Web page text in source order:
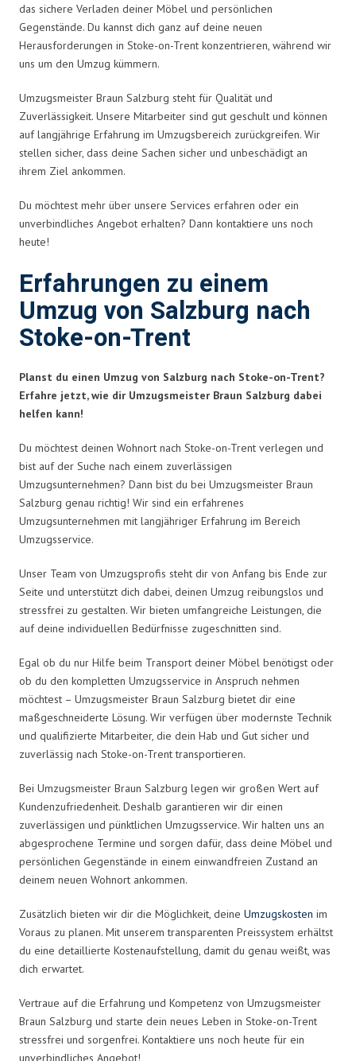
das sichere Verladen deiner Möbel und persönlichen
Gegenstände. Du kannst dich ganz auf deine neuen
Herausforderungen in Stoke-on-Trent konzentrieren, während wir
uns um den Umzug kümmern.
Umzugsmeister Braun Salzburg steht für Qualität und
Zuverlässigkeit. Unsere Mitarbeiter sind gut geschult und können
auf langjährige Erfahrung im Umzugsbereich zurückgreifen. Wir
stellen sicher, dass deine Sachen sicher und unbeschädigt an
ihrem Ziel ankommen.
Du möchtest mehr über unsere Services erfahren oder ein
unverbindliches Angebot erhalten? Dann kontaktiere uns noch
heute!
Erfahrungen zu einem
Umzug von Salzburg nach
Stoke-on-Trent
Planst du einen Umzug von Salzburg nach Stoke-on-Trent?
Erfahre jetzt, wie dir Umzugsmeister Braun Salzburg dabei
helfen kann!
Du möchtest deinen Wohnort nach Stoke-on-Trent verlegen und
bist auf der Suche nach einem zuverlässigen
Umzugsunternehmen? Dann bist du bei Umzugsmeister Braun
Salzburg genau richtig! Wir sind ein erfahrenes
Umzugsunternehmen mit langjähriger Erfahrung im Bereich
Umzugsservice.
Unser Team von Umzugsprofis steht dir von Anfang bis Ende zur
Seite und unterstützt dich dabei, deinen Umzug reibungslos und
stressfrei zu gestalten. Wir bieten umfangreiche Leistungen, die
auf deine individuellen Bedürfnisse zugeschnitten sind.
Egal ob du nur Hilfe beim Transport deiner Möbel benötigst oder
ob du den kompletten Umzugsservice in Anspruch nehmen
möchtest – Umzugsmeister Braun Salzburg bietet dir eine
maßgeschneiderte Lösung. Wir verfügen über modernste Technik
und qualifizierte Mitarbeiter, die dein Hab und Gut sicher und
zuverlässig nach Stoke-on-Trent transportieren.
Bei Umzugsmeister Braun Salzburg legen wir großen Wert auf
Kundenzufriedenheit. Deshalb garantieren wir dir einen
zuverlässigen und pünktlichen Umzugsservice. Wir halten uns an
abgesprochene Termine und sorgen dafür, dass deine Möbel und
persönlichen Gegenstände in einem einwandfreien Zustand an
deinem neuen Wohnort ankommen.
Zusätzlich bieten wir dir die Möglichkeit, deine Umzugskosten im
Voraus zu planen. Mit unserem transparenten Preissystem erhältst
du eine detaillierte Kostenaufstellung, damit du genau weißt, was
dich erwartet.
Vertraue auf die Erfahrung und Kompetenz von Umzugsmeister
Braun Salzburg und starte dein neues Leben in Stoke-on-Trent
stressfrei und sorgenfrei. Kontaktiere uns noch heute für ein
unverbindliches Angebot!